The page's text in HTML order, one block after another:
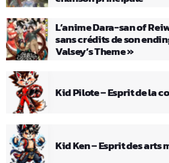
L’anime Dara-san of
sans crédits de son
Valsey’s Theme »
Kid Pilote – Esprit de la
Kid Ken – Esprit des arts